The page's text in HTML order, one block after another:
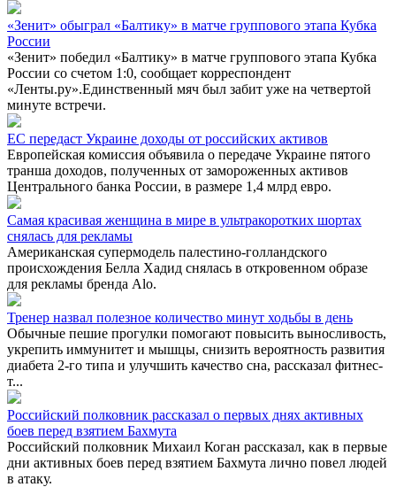
«Зенит» обыграл «Балтику» в матче группового этапа Кубка
России
«Зенит» победил «Балтику» в матче группового этапа Кубка
России со счетом 1:0, сообщает корреспондент
«Ленты.ру».Единственный мяч был забит уже на четвертой
минуте встречи.
ЕС передаст Украине доходы от российских активов
Европейская комиссия объявила о передаче Украине пятого
транша доходов, полученных от замороженных активов
Центрального банка России, в размере 1,4 млрд евро.
Самая красивая женщина в мире в ультракоротких шортах
снялась для рекламы
Американская супермодель палестино-голландского
происхождения Белла Хадид снялась в откровенном образе
для рекламы бренда Alo.
Тренер назвал полезное количество минут ходьбы в день
Обычные пешие прогулки помогают повысить выносливость,
укрепить иммунитет и мышцы, снизить вероятность развития
диабета 2-го типа и улучшить качество сна, рассказал фитнес-
т...
Российский полковник рассказал о первых днях активных
боев перед взятием Бахмута
Российский полковник Михаил Коган рассказал, как в первые
дни активных боев перед взятием Бахмута лично повел людей
в атаку.